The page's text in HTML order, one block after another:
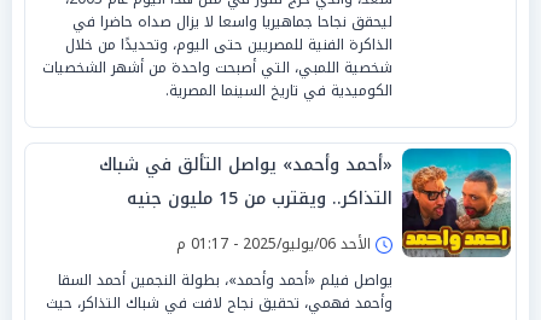
ليحقق نجاحا جماهيريا واسعا لا يزال صداه حاضرا في
الذاكرة الفنية للمصريين حتى اليوم، وتحديدًا من خلال
شخصية اللمبي، التي أصبحت واحدة من أشهر الشخصيات
الكوميدية في تاريخ السينما المصرية.
«أحمد وأحمد» يواصل التألق في شباك
التذاكر.. ويقترب من 15 مليون جنيه
الأحد 06/يوليو/2025 - 01:17 م
يواصل فيلم «أحمد وأحمد»، بطولة النجمين أحمد السقا
وأحمد فهمي، تحقيق نجاح لافت في شباك التذاكر، حيث